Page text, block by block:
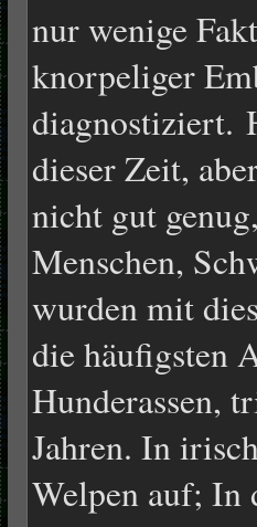
nur wenige
knorpeliger
diagnostiziert.
dieser Zeit,
nicht gut
Menschen,
wurden mit
die häufigsten
Hunderassen,
Jahren. In
Welpen auf; In